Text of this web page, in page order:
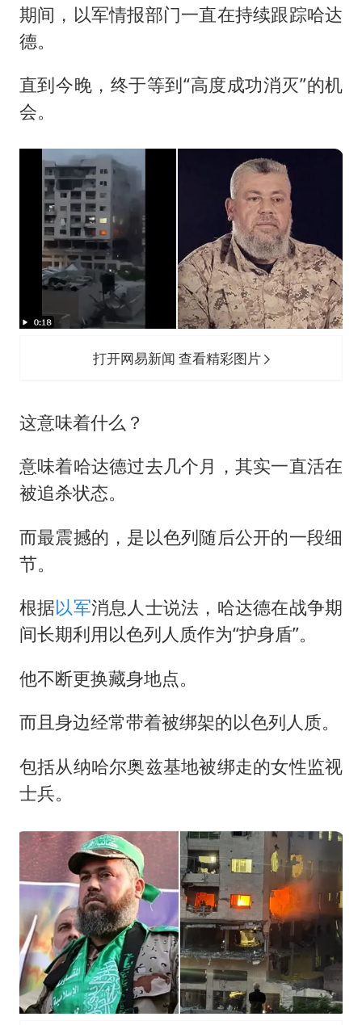
期间，以军情报部门一直在持续跟踪哈达
德。
直到今晚，终于等到“高度成功消灭”的机
会。
打开网易新闻 查看精彩图片
这意味着什么？
意味着哈达德过去几个月，其实一直活在
被追杀状态。
而最震撼的，是以色列随后公开的一段细
节。
根据以军消息人士说法，哈达德在战争期
间长期利用以色列人质作为“护身盾”。
他不断更换藏身地点。
而且身边经常带着被绑架的以色列人质。
包括从纳哈尔奥兹基地被绑走的女性监视
士兵。